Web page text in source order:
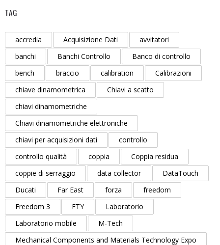
TAG
accredia Acquisizione Dati
avvitatori
banchi
Banchi Controllo
Banco di controllo
bench
braccio calibration
Calibrazioni
chiave dinamometrica
Chiavi a scatto
chiavi dinamometriche
Chiavi dinamometriche elettroniche
chiavi per acquisizioni dati
controllo
controllo qualità
coppia
Coppia residua
coppie di serraggio
data collector
DataTouch
Ducati
Far East forza
freedom
Freedom 3
FTY
Laboratorio
Laboratorio mobile
M-Tech
Mechanical Components and Materials Technology Expo